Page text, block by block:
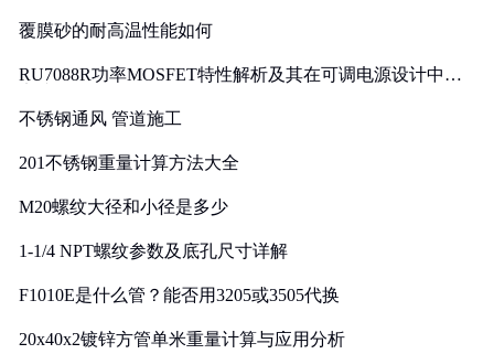
覆膜砂的耐高温性能如何
RU7088R功率MOSFET特性解析及其在可调电源设计中的
不锈钢通风 管道施工
201不锈钢重量计算方法大全
M20螺纹大径和小径是多少
1-1/4 NPT螺纹参数及底孔尺寸详解
F1010E是什么管？能否用3205或3505代换
20x40x2镀锌方管单米重量计算与应用分析